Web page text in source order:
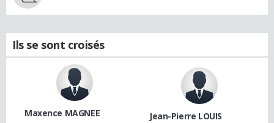
Ils se sont croisés
Maxence MAGNEE Jean-Pierre LOUIS